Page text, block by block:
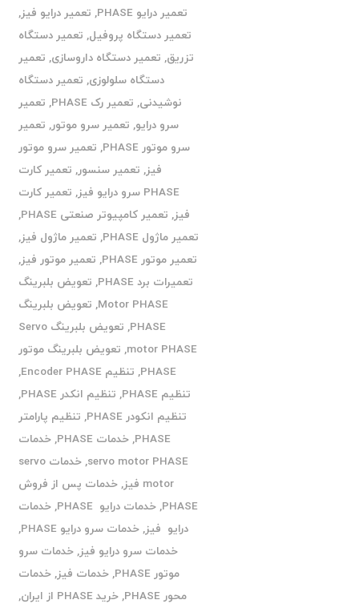
تعمیر درایو PHASE
, تعمیر درایو فیز,
تعمیر دستگاه پروفیل, تعمیر دستگاه
تزریق, تعمیر دستگاه داروسازی, تعمیر
دستگاه سلولوزی, تعمیر دستگاه
نوشیدنی, تعمیر رک PHASE , تعمیر
سرو درایو, تعمیر سرو موتور, تعمیر
سرو موتور PHASE
, تعمیر سرو موتور
فیز, تعمیر سنسور, تعمیر کارت
PHASE سرو درایو فیز
, تعمیر کارت
فیز, تعمیر کامپیوتر صنعتی PHASE
,
تعمیر ماژول PHASE
, تعمیر ماژول فیز,
تعمیر موتور PHASE
, تعمیر موتور فیز,
تعمیرات برد PHASE
, تعویض بلبرینگ
Motor PHASE
, تعویض بلبرینگ
PHASE
,
تعویض بلبرینگ Servo
motor PHASE
, تعویض بلبرینگ موتور
PHASE
, تنظیم Encoder PHASE
,
تنظیم PHASE
, تنظیم انکدر PHASE
,
تنظیم انکودر PHASE
, تنظیم پارامتر
PHASE
,خدمات PHASE ,خدمات
servo motor PHASE
,
خدمات servo
motor فیز
,خدمات پس از فروش
PHASE
,خدمات درایو PHASE ,خدمات
درایو فیز,خدمات سرو درایو PHASE
,
خدمات سرو درایو فیز,خدمات سرو
موتور PHASE
,خدمات فیز,خدمات
محور PHASE
,خرید PHASE از ایران ,